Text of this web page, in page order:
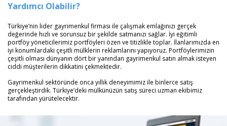
Yardımcı Olabilir?
Türkiye’nin lider gayrimenkul firması ile çalışmak emlağınızı gerçek
değerinde hızlı ve sorunsuz bir şekilde satmanızı sağlar. İyi eğitimli
portföy yöneticilerimiz portföyleri özen ve titizlikle toplar. İlanlarımızda en
iyi konumlardaki çeşitli mülklerin reklamlarını yapıyoruz. Portföylerimizin
çeşitli olması dünyanın dört bir yanından gayrimenkul satın almak isteyen
ciddi müşterilerin dikkatini çekmektedir.
Gayrimenkul sektöründe onca yıllık deneyimimiz ile binlerce satış
gerçekleştirdik. Türkiye’deki mülkünüzün satış süreci uzman ekibimiz
tarafından yürütelecektir.